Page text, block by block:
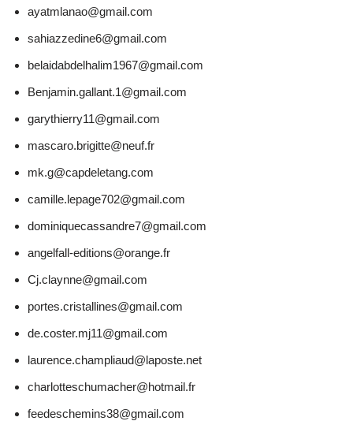
ayatmlanao@gmail.com
sahiazzedine6@gmail.com
belaidabdelhalim1967@gmail.com
Benjamin.gallant.1@gmail.com
garythierry11@gmail.com
mascaro.brigitte@neuf.fr
mk.g@capdeletang.com
camille.lepage702@gmail.com
dominiquecassandre7@gmail.com
angelfall-editions@orange.fr
Cj.claynne@gmail.com
portes.cristallines@gmail.com
de.coster.mj11@gmail.com
laurence.champliaud@laposte.net
charlotteschumacher@hotmail.fr
feedeschemins38@gmail.com